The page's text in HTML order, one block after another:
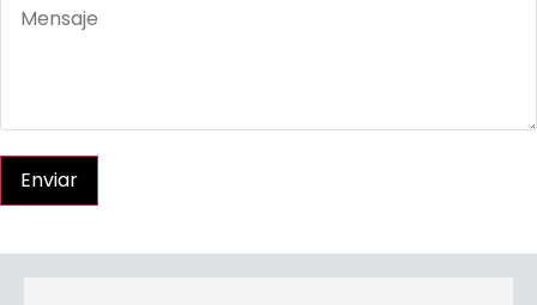
Enviar